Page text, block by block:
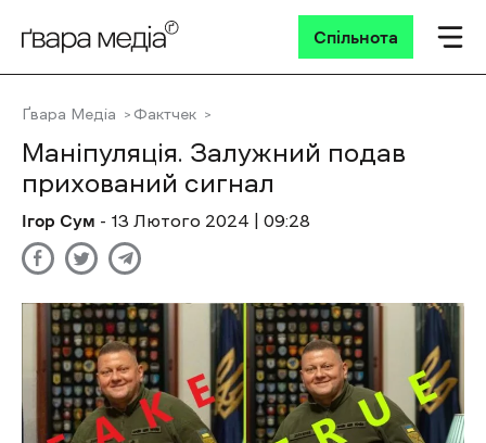
Спільнота
Ґвара Медіа Фактчек
Маніпуляція. Залужний подав
прихований сигнал
Ігор Сум - 13 Лютого 2024 | 09:28